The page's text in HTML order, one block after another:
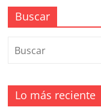
Buscar
Lo más reciente